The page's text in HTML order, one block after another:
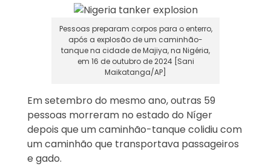
Pessoas preparam corpos para o enterro,
após a explosão de um caminhão-
tanque na cidade de Majiya, na Nigéria,
em 16 de outubro de 2024 [Sani
Maikatanga/AP]
Em setembro do mesmo ano, outras 59
pessoas morreram no estado do Níger
depois que um caminhão-tanque colidiu com
um caminhão que transportava passageiros
e gado.